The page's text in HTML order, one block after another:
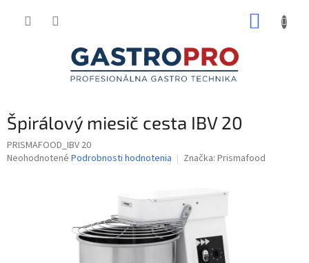
Špirálový miesič cesta IBV 20
PRISMAFOOD_IBV 20
Priemerné
Neohodnotené Podrobnosti hodnotenia Značka: Prismafood